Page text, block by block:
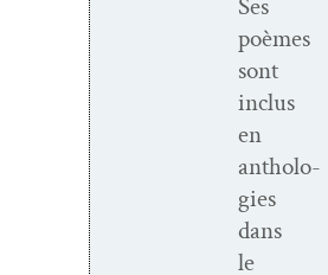
Ses
poèmes
sont
inclus
en
antholo­
gies
dans
le